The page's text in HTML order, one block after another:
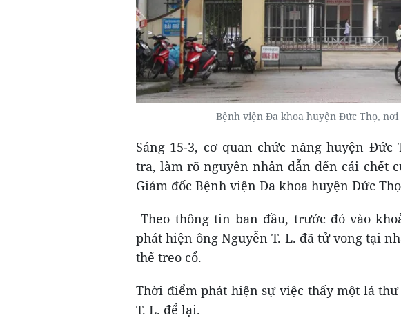
Bệnh viện Đa khoa huyện Đức Thọ, nơi
Sáng 15-3, cơ quan chức năng huyện
tra, làm rõ nguyên nhân dẫn đến cái chết
Giám đốc Bệnh viện Đa khoa huyện Đức
Theo thông tin ban đầu, trước đó vào
phát hiện ông Nguyễn T. L. đã tử vong tại
thế treo cổ.
Thời điểm phát hiện sự việc thấy một lá
T. L. để lại.